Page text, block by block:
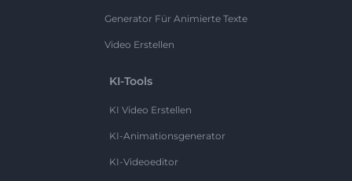
Generator Für Animierte Texte
Video Erstellen
KI-Tools
KI Video Erstellen
KI-Animationsgenerator
KI-Videoeditor